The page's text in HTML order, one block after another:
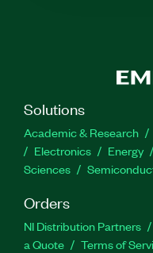
Solutions
Academic & Research
Electronics
Energy
Sciences
Orders
NI Distribution Partners
a Quote
Terms of